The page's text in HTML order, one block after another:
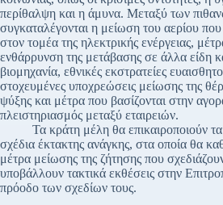
περίθαλψη και η άμυνα. Μεταξύ των
συγκαταλέγονται η μείωση του αερίου
στον τομέα της ηλεκτρικής ενέργειας,
ενθάρρυνση της μετάβασης σε άλλα είδη
βιομηχανία, εθνικές εκστρατείες
στοχευμένες υποχρεώσεις μείωσης της
ψύξης και μέτρα που βασίζονται στην
πλειστηριασμός μεταξύ εταιρειών.
Τα κράτη μέλη θα επικαιροποιούν τα
σχέδια έκτακτης ανάγκης, στα οποία θα
μέτρα μείωσης της ζήτησης που
υποβάλλουν τακτικά εκθέσεις στην
πρόοδο των σχεδίων τους.